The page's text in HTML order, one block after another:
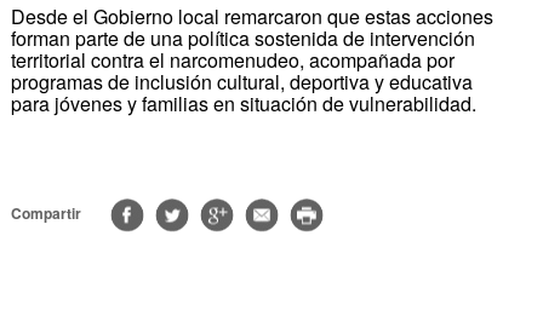
Desde el Gobierno local remarcaron que estas acciones
forman parte de una política sostenida de intervención
territorial contra el narcomenudeo, acompañada por
programas de inclusión cultural, deportiva y educativa
para jóvenes y familias en situación de vulnerabilidad.
Compartir